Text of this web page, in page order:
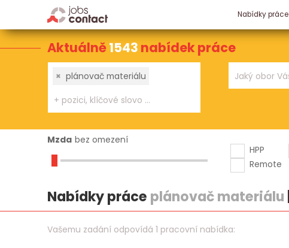
Nabídky práce
Aktuálně1543 nabídek práce
× plánovač materiálu
Mzda bez omezení
HPP
Remote
Nabídky práce plánovač materiálu
Vašemu zadání odpovídá 1 pracovní nabídka: